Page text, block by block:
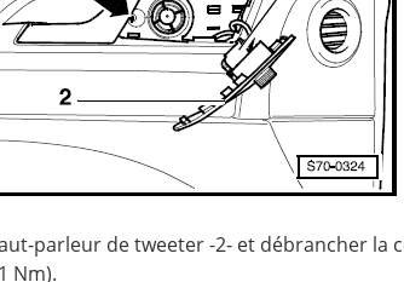
parleur de tweeter -2- et débrancher la
Nm).